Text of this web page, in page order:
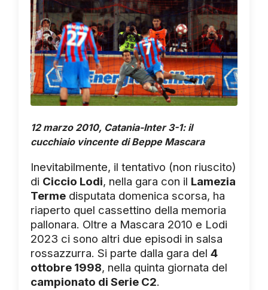
12 marzo 2010, Catania-Inter 3-1: il
cucchiaio vincente di Beppe Mascara
Inevitabilmente, il tentativo (non riuscito)
di Ciccio Lodi, nella gara con il Lamezia
Termedisputata domenica scorsa, ha
riaperto quel cassettino della memoria
pallonara. Oltre a Mascara 2010 e Lodi
2023 ci sono altri due episodi in salsa
rossazzurra. Si parte dalla gara del 4
ottobre 1998, nella quinta giornata del
campionato di Serie C2.